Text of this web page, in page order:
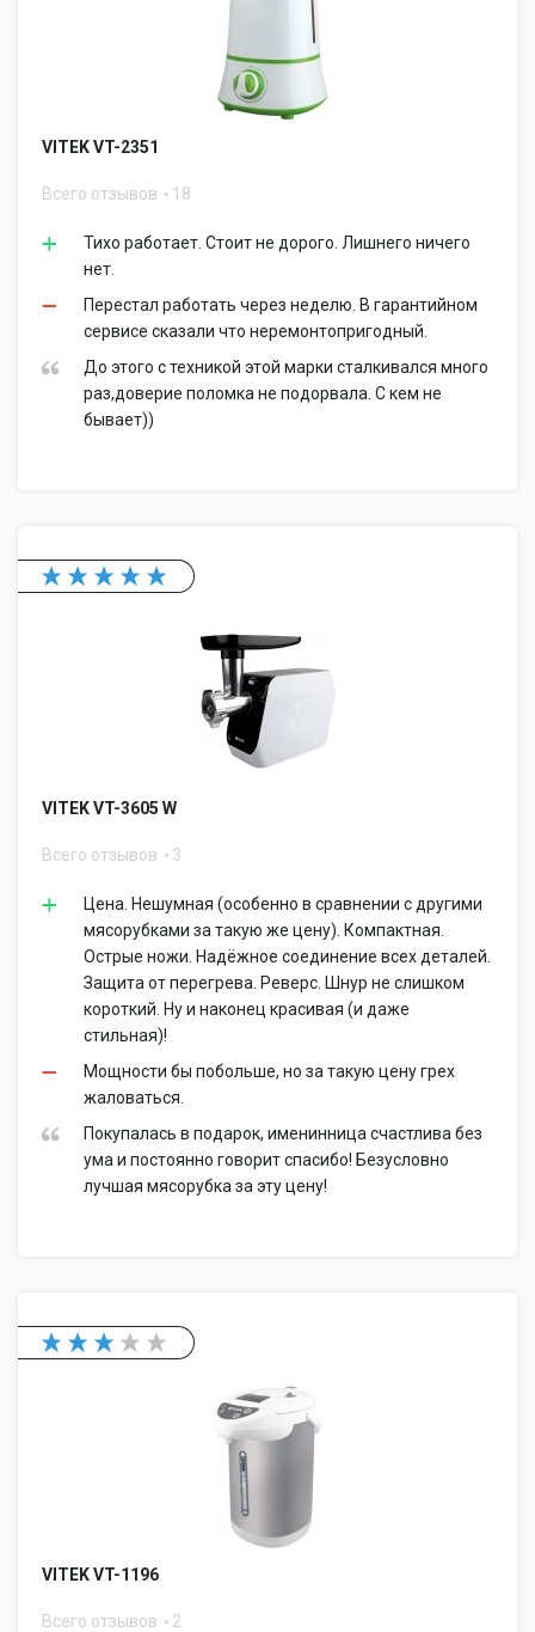
VITEK VT-2351
Всего отзывов 18
Тихо работает. Стоит не дорого. Лишнего ничего
нет.
Перестал работать через неделю. В гарантийном
сервисе сказали что неремонтопригодный.
До этого с техникой этой марки сталкивался много
раз,доверие поломка не подорвала. С кем не
бывает))
VITEK VT-3605 W
Всего отзывов 3
Цена. Нешумная (особенно в сравнении с другими
мясорубками за такую же цену). Компактная.
Острые ножи. Надёжное соединение всех деталей.
Защита от перегрева. Реверс. Шнур не слишком
короткий. Ну и наконец красивая (и даже
стильная)!
Мощности бы побольше, но за такую цену грех
жаловаться.
Покупалась в подарок, именинница счастлива без
ума и постоянно говорит спасибо! Безусловно
лучшая мясорубка за эту цену!
VITEK VT-1196
Всего отзывов 2